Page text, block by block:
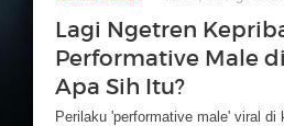
Lagi Ngetren
Performative Male
Apa Sih Itu?
Perilaku 'performative male' viral